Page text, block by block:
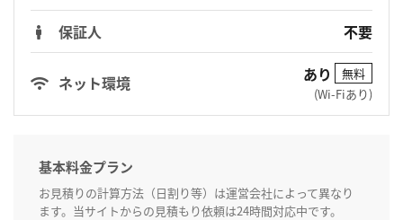
保証人
不要
ネット環境 あり
無料
(Wi-Fiあり)
基本料金プラン
お見積りの計算方法（日割り等）は運営会社によって異なり
ます。当サイトからの見積もり依頼は24時間対応中です。